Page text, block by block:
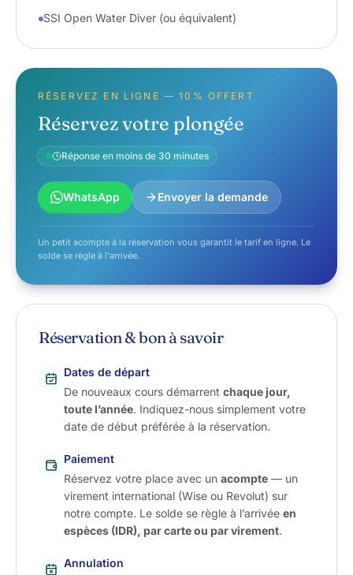
SSI Open Water Diver (ou équivalent)
RÉSERVEZ EN LIGNE — 10% OFFERT
Réservez votre plongée
Réponse en moins de 30 minutes
WhatsApp Envoyer la demande
Un petit acompte à la réservation vous garantit le tarif en ligne. Le
solde se règle à l'arrivée.
Réservation & bon à savoir
Dates de départ
De nouveaux cours démarrent chaque jour,
toute l’année. Indiquez-nous simplement votre
date de début préférée à la réservation.
Paiement
Réservez votre place avec un acompte — un
virement international (Wise ou Revolut) sur
notre compte. Le solde se règle à l’arrivée en
espèces (IDR), par carte ou par virement.
Annulation